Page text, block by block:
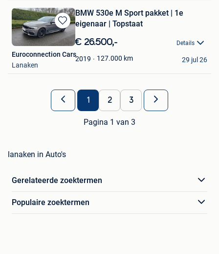
Bewaren
in
Mijn
Favorieten
BMW 530e M Sport pakket | 1e
eigenaar | Topstaat
€ 26.500,- Details
2019 127.000 km
Euroconnection Cars
Lanaken
29 jul 26
1 2 3
Pagina 1 van 3
lanaken in Auto's
Gerelateerde zoektermen
Populaire zoektermen